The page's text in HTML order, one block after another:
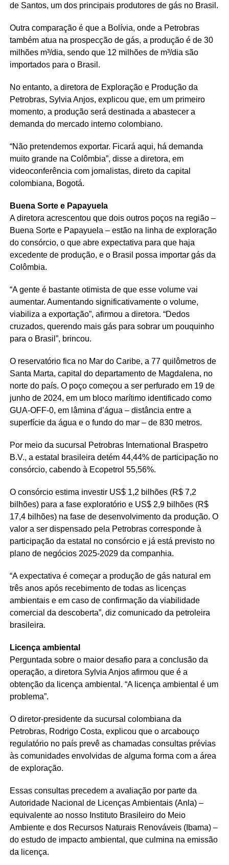
de Santos, um dos principais produtores de gás no Brasil.
Outra comparação é que a Bolívia, onde a Petrobras
também atua na prospecção de gás, a produção é de 30
milhões m³/dia, sendo que 12 milhões de m³/dia são
importados para o Brasil.
No entanto, a diretora de Exploração e Produção da
Petrobras, Sylvia Anjos, explicou que, em um primeiro
momento, a produção será destinada a abastecer a
demanda do mercado interno colombiano.
“Não pretendemos exportar. Ficará aqui, há demanda
muito grande na Colômbia”, disse a diretora, em
videoconferência com jornalistas, direto da capital
colombiana, Bogotá.
Buena Sorte e Papayuela
A diretora acrescentou que dois outros poços na região –
Buena Sorte e Papayuela – estão na linha de exploração
do consórcio, o que abre expectativa para que haja
excedente de produção, e o Brasil possa importar gás da
Colômbia.
“A gente é bastante otimista de que esse volume vai
aumentar. Aumentando significativamente o volume,
viabiliza a exportação”, afirmou a diretora. “Dedos
cruzados, querendo mais gás para sobrar um pouquinho
para o Brasil”, brincou.
O reservatório fica no Mar do Caribe, a 77 quilômetros de
Santa Marta, capital do departamento de Magdalena, no
norte do país. O poço começou a ser perfurado em 19 de
junho de 2024, em um bloco marítimo identificado como
GUA-OFF-0, em lâmina d’água – distância entre a
superfície da água e o fundo do mar – de 830 metros.
Por meio da sucursal Petrobras International Braspetro
B.V., a estatal brasileira detém 44,44% de participação no
consórcio, cabendo à Ecopetrol 55,56%.
O consórcio estima investir US$ 1,2 bilhões (R$ 7,2
bilhões) para a fase exploratório e US$ 2,9 bilhões (R$
17,4 bilhões) na fase de desenvolvimento da produção. O
valor a ser dispensado pela Petrobras corresponde à
participação da estatal no consórcio e já está previsto no
plano de negócios 2025-2029 da companhia.
“A expectativa é começar a produção de gás natural em
três anos após recebimento de todas as licenças
ambientais e em caso de confirmação da viabilidade
comercial da descoberta”, diz comunicado da petroleira
brasileira.
Licença ambiental
Perguntada sobre o maior desafio para a conclusão da
operação, a diretora Sylvia Anjos afirmou que é a
obtenção da licença ambiental. “A licença ambiental é um
problema”.
O diretor-presidente da sucursal colombiana da
Petrobras, Rodrigo Costa, explicou que o arcabouço
regulatório no país prevê as chamadas consultas prévias
às comunidades envolvidas de alguma forma com a área
de exploração.
Essas consultas precedem a avaliação por parte da
Autoridade Nacional de Licenças Ambientais (Anla) –
equivalente ao nosso Instituto Brasileiro do Meio
Ambiente e dos Recursos Naturais Renováveis (Ibama) –
do estudo de impacto ambiental, que culmina na emissão
da licença.